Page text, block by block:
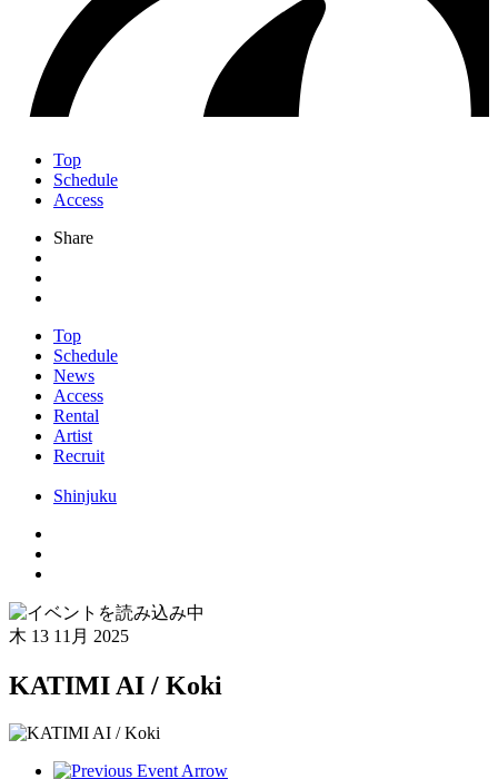
Top
Schedule
Access
Share
Top
Schedule
News
Access
Rental
Artist
Recruit
Shinjuku
木 13 11月 2025
KATIMI AI / Koki